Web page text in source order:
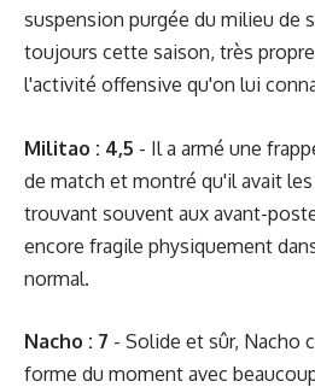
suspension purgée du milieu de
toujours cette saison, très
l'activité offensive qu'on lui
Militao : 4,5 - Il a armé une
de match et montré qu'il avait
trouvant souvent aux avant-
encore fragile physiquement
normal.
Nacho : 7 - Solide et sûr, Nacho
forme du moment avec